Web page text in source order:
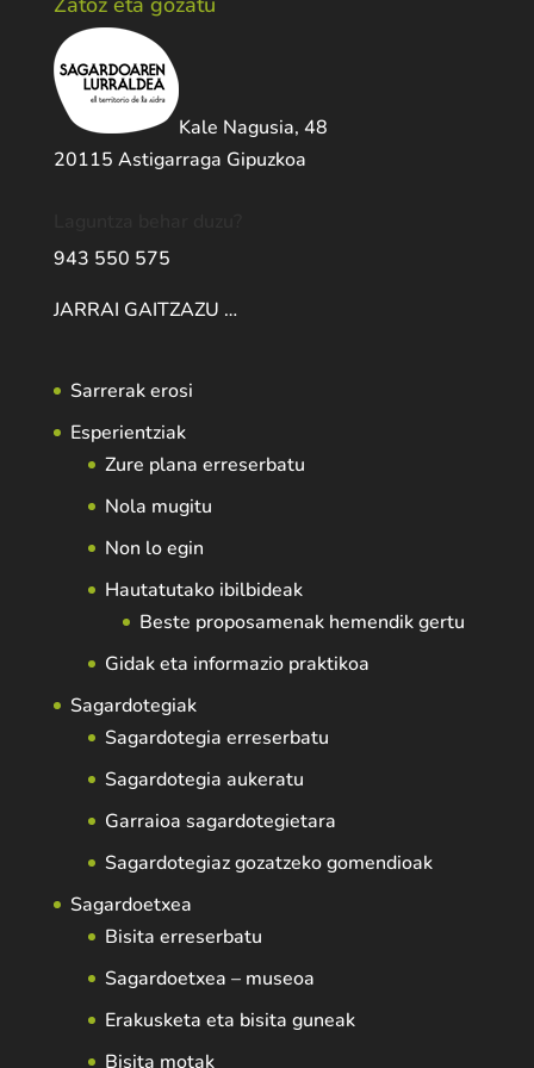
Kale Nagusia, 48
20115 Astigarraga Gipuzkoa
943 550 575
JARRAI GAITZAZU …
Sarrerak erosi
Esperientziak
Zure plana erreserbatu
Nola mugitu
Non lo egin
Hautatutako ibilbideak
Beste proposamenak hemendik gertu
Gidak eta informazio praktikoa
Sagardotegiak
Sagardotegia erreserbatu
Sagardotegia aukeratu
Garraioa sagardotegietara
Sagardotegiaz gozatzeko gomendioak
Sagardoetxea
Bisita erreserbatu
Sagardoetxea – museoa
Erakusketa eta bisita guneak
Bisita motak